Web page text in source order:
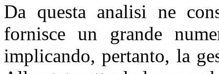
Da questa analisi ne
fornisce un grande
implicando, pertanto, la